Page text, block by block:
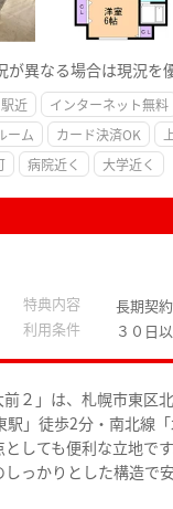
異なる場合は現況を
駅近 インターネット無料
ーム カード決済OK
病院近く 大学近く
特典内容
長期契
利用条件
３０日
前２」は、札幌市東
」徒歩2分・南北線
しても便利な立地で
っかりとした構造で